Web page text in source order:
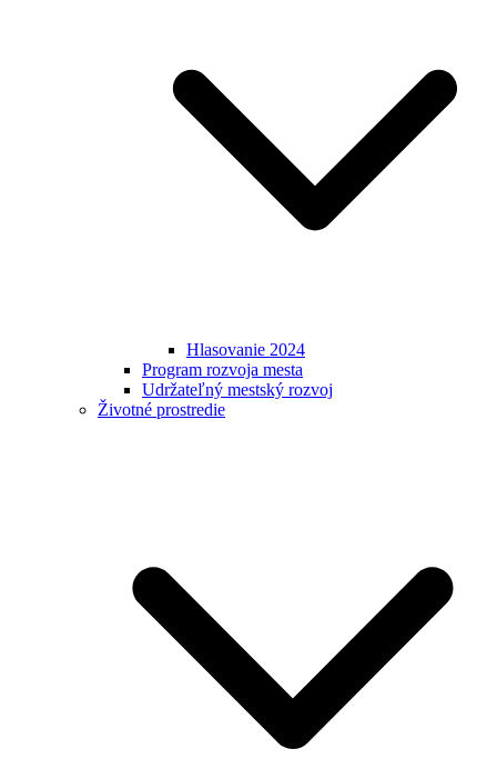
Hlasovanie 2024
Program rozvoja mesta
Udržateľný mestský rozvoj
Životné prostredie